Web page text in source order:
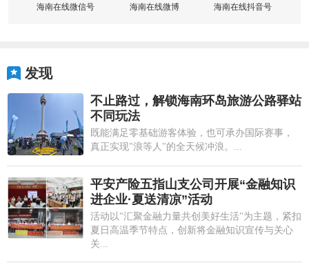
海南在线微信号 海南在线微博 海南在线抖音号
发现
不止路过，解锁海南环岛旅游公路驿站
不同玩法
既能满足零基础游客体验，也可承办国际赛事，
真正实现"浪等人"的全天候冲浪。...
平安产险五指山支公司开展“金融知识
进企业·夏送清凉”活动
活动以"汇聚金融力量共创美好生活"为主题，紧扣
夏日高温季节特点，创新将金融知识宣传与关心
关...